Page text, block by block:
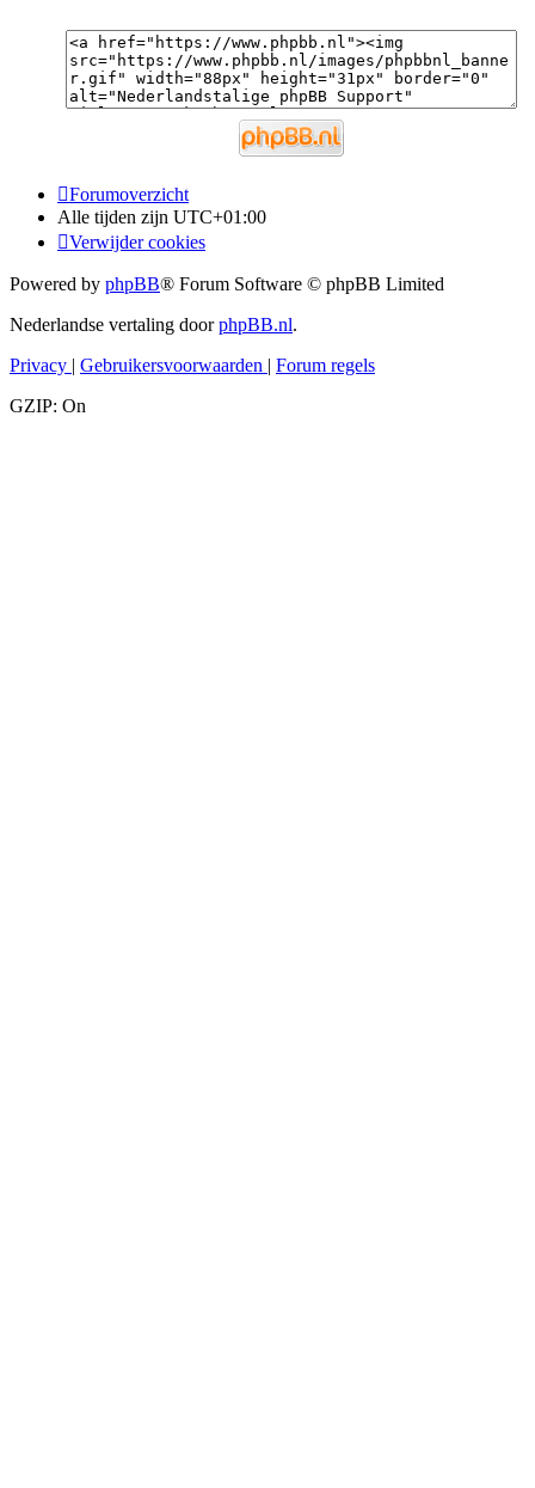
Forumoverzicht
Alle tijden zijn UTC+01:00
Verwijder cookies
Powered by phpBB® Forum Software © phpBB Limited
Nederlandse vertaling doorphpBB.nl.
Privacy | Gebruikersvoorwaarden | Forum regels
GZIP: On